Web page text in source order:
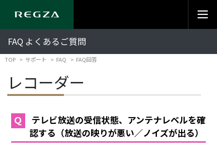
FAQ よくあるご質問
TOP サポート FAQ FAQ回答
レコーダー